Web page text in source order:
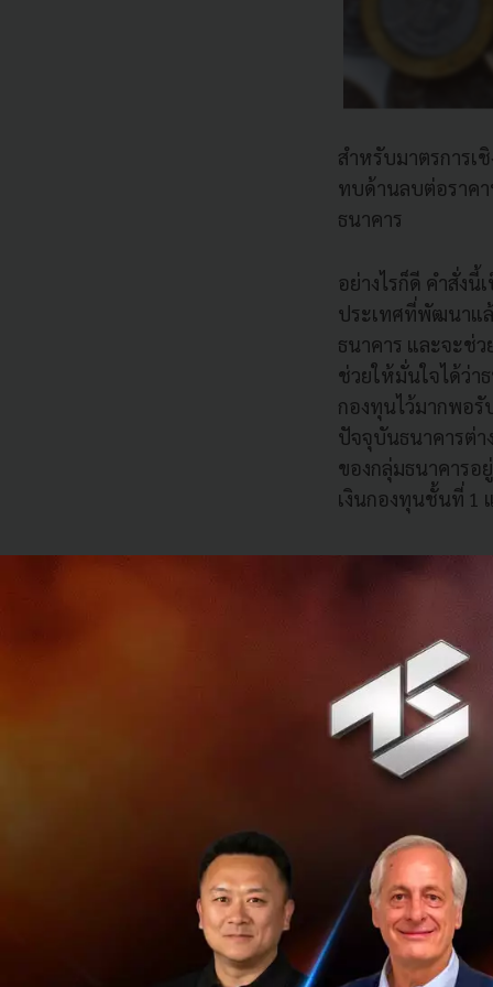
สำหรับมาตรการเ
ทบด้านลบต่อราค
ธนาคาร
อย่างไรก็ดี คําสั่ง
ประเทศที่พัฒนาแ
ธนาคาร และจะช่ว
ช่วยให้มั่นใจได้ว่า
กองทุนไว้มากพอ
ปัจจุบันธนาคารต่า
ของกลุ่มธนาคารอ
เงินกองทุนชั้นที่ 1
หลังจากที่ธนาคา
และ “งดซื้อหุ้นคื
เหตุผลเพิ่มเติมใน
มาก ส่งผลกระทบรุ
ภูมิคุ้มกันให้กับระ
ภูมิคุ้มกันที่สำคัญ
เกิดขึ้นแล้ว และ
พาณิชย์สามารถป
ของโควิด 19 คลี่